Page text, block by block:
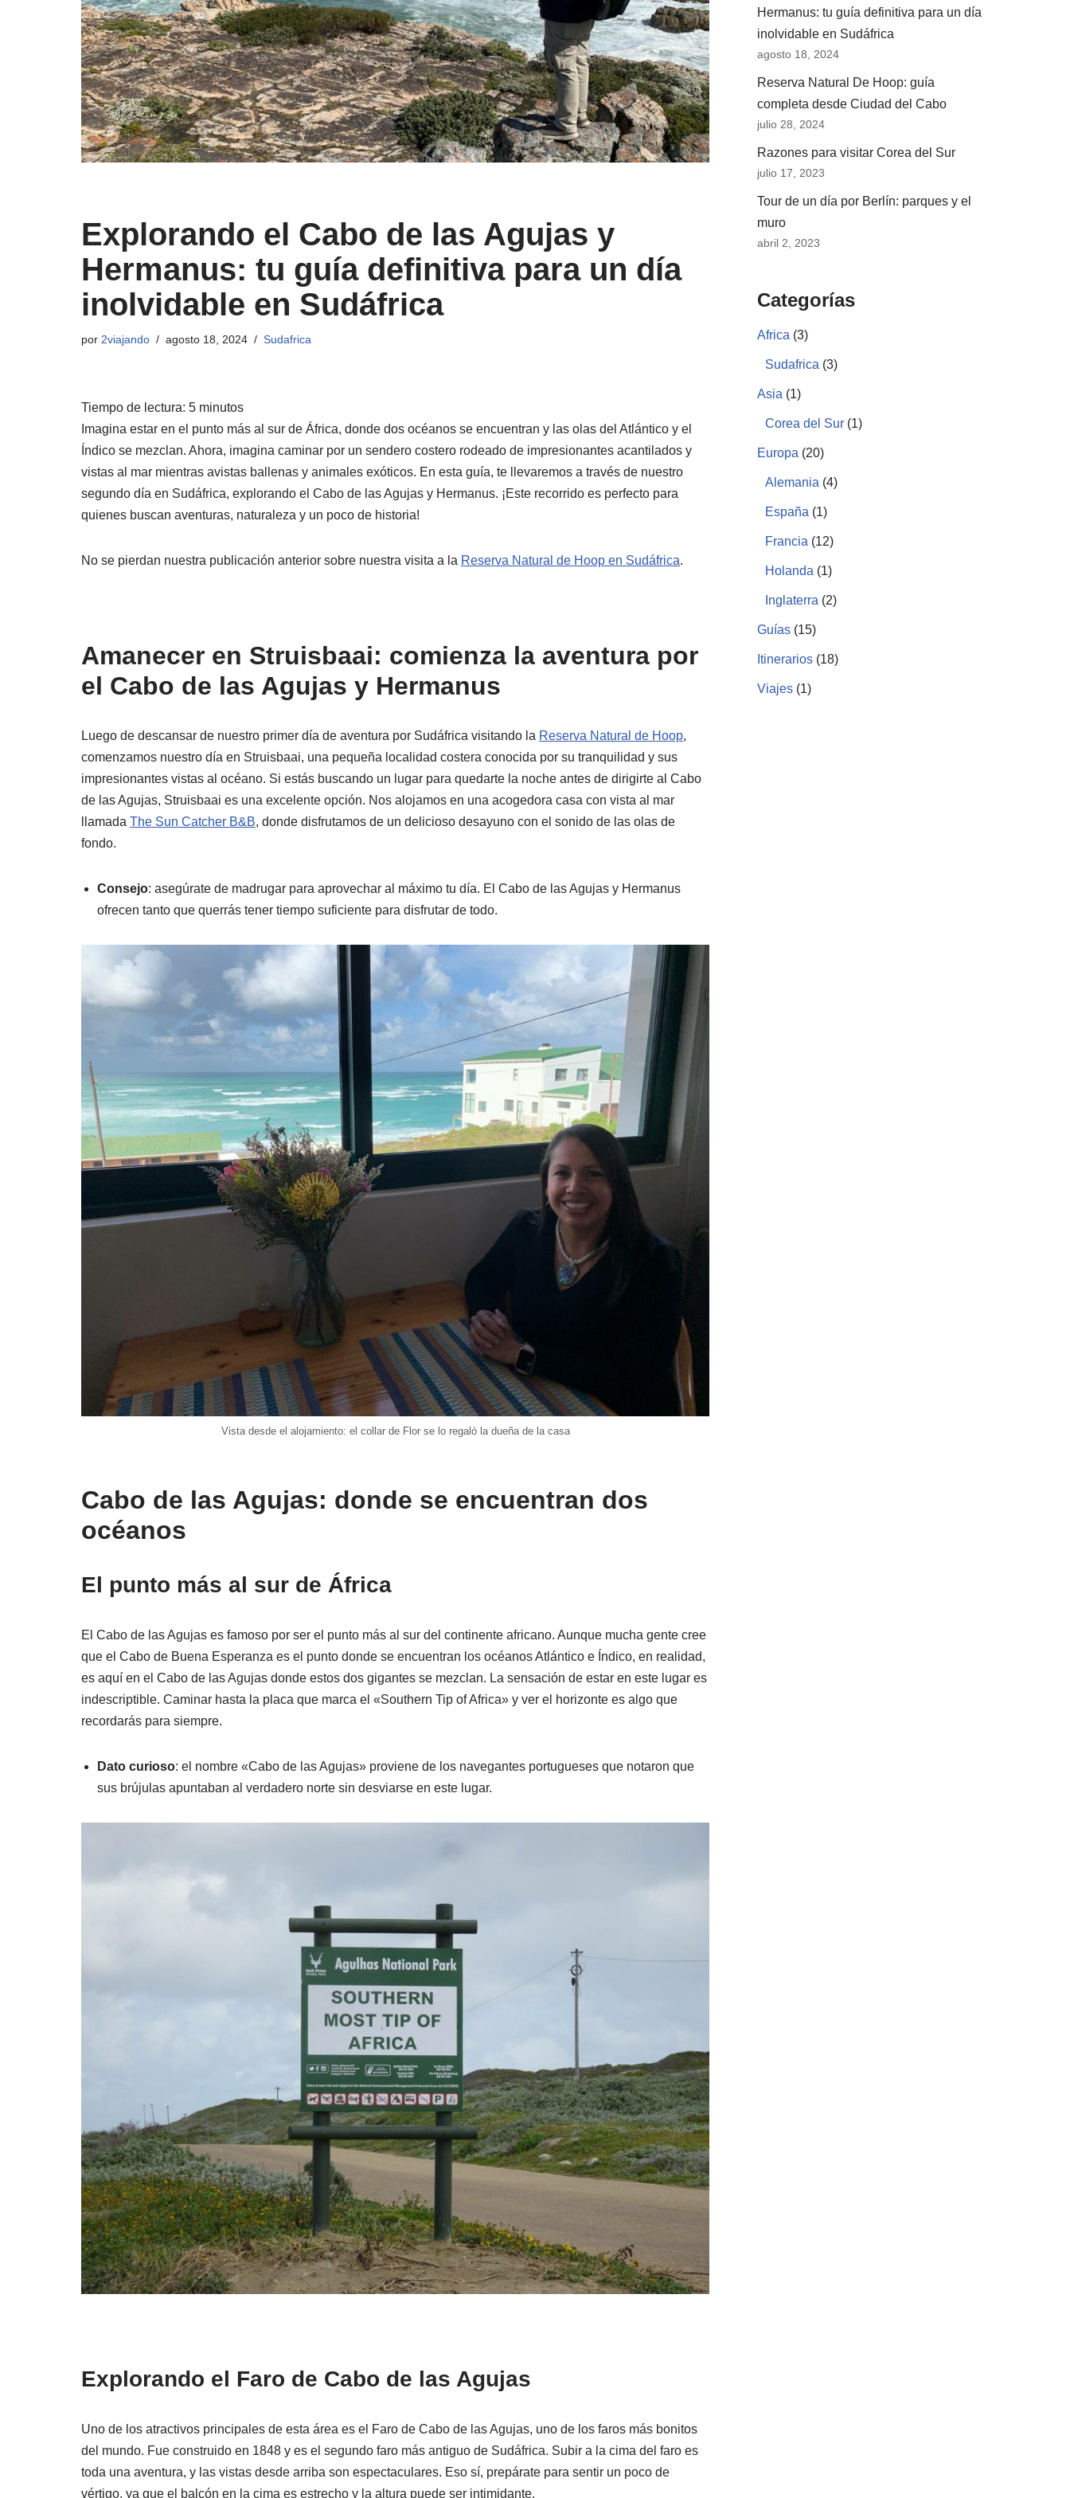
Explorando el Cabo de las Agujas y
Hermanus: tu guía definitiva para un día
inolvidable en Sudáfrica
por 2viajando agosto 18, 2024 Sudafrica
Tiempo de lectura: 5 minutos
Imagina estar en el punto más al sur de África, donde dos océanos se encuentran y las olas del Atlántico y el
Índico se mezclan. Ahora, imagina caminar por un sendero costero rodeado de impresionantes acantilados y
vistas al mar mientras avistas ballenas y animales exóticos. En esta guía, te llevaremos a través de nuestro
segundo día en Sudáfrica, explorando el Cabo de las Agujas y Hermanus. ¡Este recorrido es perfecto para
quienes buscan aventuras, naturaleza y un poco de historia!
No se pierdan nuestra publicación anterior sobre nuestra visita a la Reserva Natural de Hoop en Sudáfrica.
Amanecer en Struisbaai: comienza la aventura por
el Cabo de las Agujas y Hermanus
Luego de descansar de nuestro primer día de aventura por Sudáfrica visitando la Reserva Natural de Hoop,
comenzamos nuestro día en Struisbaai, una pequeña localidad costera conocida por su tranquilidad y sus
impresionantes vistas al océano. Si estás buscando un lugar para quedarte la noche antes de dirigirte al Cabo
de las Agujas, Struisbaai es una excelente opción. Nos alojamos en una acogedora casa con vista al mar
llamada The Sun Catcher B&B, donde disfrutamos de un delicioso desayuno con el sonido de las olas de
fondo.
Consejo: asegúrate de madrugar para aprovechar al máximo tu día. El Cabo de las Agujas y Hermanus
ofrecen tanto que querrás tener tiempo suficiente para disfrutar de todo.
Vista desde el alojamiento: el collar de Flor se lo regaló la dueña de la casa
Cabo de las Agujas: donde se encuentran dos
océanos
El punto más al sur de África
El Cabo de las Agujas es famoso por ser el punto más al sur del continente africano. Aunque mucha gente cree
que el Cabo de Buena Esperanza es el punto donde se encuentran los océanos Atlántico e Índico, en realidad,
es aquí en el Cabo de las Agujas donde estos dos gigantes se mezclan. La sensación de estar en este lugar es
indescriptible. Caminar hasta la placa que marca el «Southern Tip of Africa» y ver el horizonte es algo que
recordarás para siempre.
Dato curioso: el nombre «Cabo de las Agujas» proviene de los navegantes portugueses que notaron que
sus brújulas apuntaban al verdadero norte sin desviarse en este lugar.
Explorando el Faro de Cabo de las Agujas
Uno de los atractivos principales de esta área es el Faro de Cabo de las Agujas, uno de los faros más bonitos
del mundo. Fue construido en 1848 y es el segundo faro más antiguo de Sudáfrica. Subir a la cima del faro es
toda una aventura, y las vistas desde arriba son espectaculares. Eso sí, prepárate para sentir un poco de
vértigo, ya que el balcón en la cima es estrecho y la altura puede ser intimidante.
Hermanus: tu guía definitiva para un día
inolvidable en Sudáfrica
agosto 18, 2024
Reserva Natural De Hoop: guía
completa desde Ciudad del Cabo
julio 28, 2024
Razones para visitar Corea del Sur
julio 17, 2023
Tour de un día por Berlín: parques y el
muro
abril 2, 2023
Categorías
Africa (3)
Sudafrica (3)
Asia (1)
Corea del Sur (1)
Europa (20)
Alemania (4)
España (1)
Francia (12)
Holanda (1)
Inglaterra (2)
Guías (15)
Itinerarios (18)
Viajes (1)